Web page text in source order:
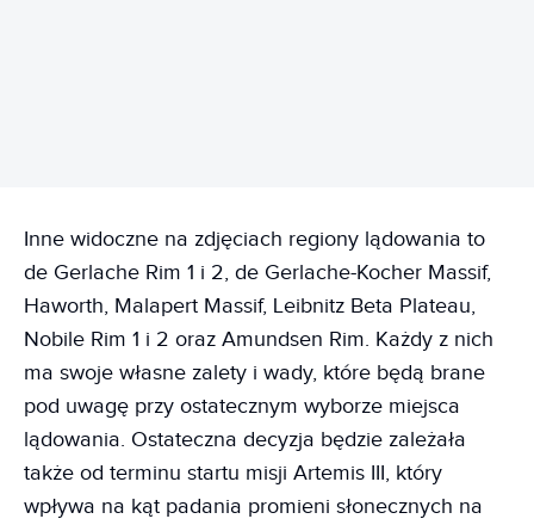
Inne widoczne na zdjęciach regiony lądowania to
de Gerlache Rim 1 i 2, de Gerlache-Kocher Massif,
Haworth, Malapert Massif, Leibnitz Beta Plateau,
Nobile Rim 1 i 2 oraz Amundsen Rim. Każdy z nich
ma swoje własne zalety i wady, które będą brane
pod uwagę przy ostatecznym wyborze miejsca
lądowania. Ostateczna decyzja będzie zależała
także od terminu startu misji Artemis III, który
wpływa na kąt padania promieni słonecznych na